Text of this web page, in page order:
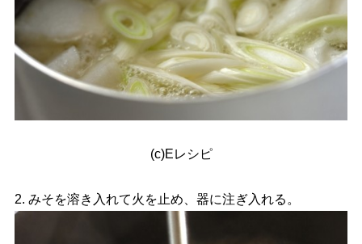
(c)Eレシピ
2. みそを溶き入れて火を止め、器に注ぎ入れる。